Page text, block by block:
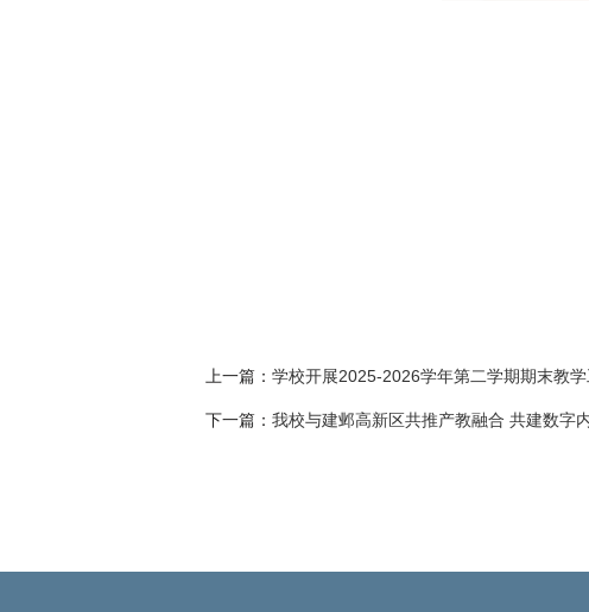
上一篇： 学校开展2025-2026学年第二学期期末教
下一篇： 我校与建邺高新区共推产教融合 共建数字